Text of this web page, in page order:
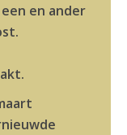
en ander